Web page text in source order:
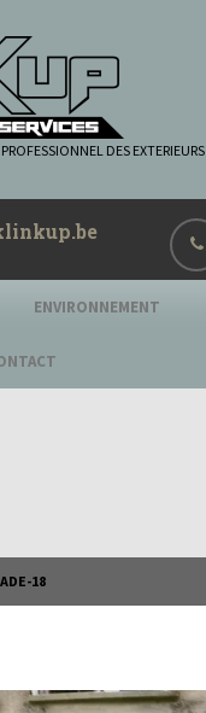
DES EXTERIEURS
ENVIRONNEMENT
18